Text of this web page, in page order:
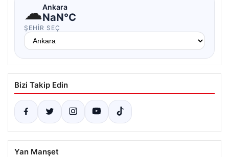
☁Ankara
NaN°C
ŞEHIR SEÇ
Bizi Takip Edin
Yan Manşet